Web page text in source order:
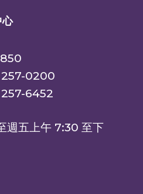
心
257-0200
6452
週五上午 7:30 至下